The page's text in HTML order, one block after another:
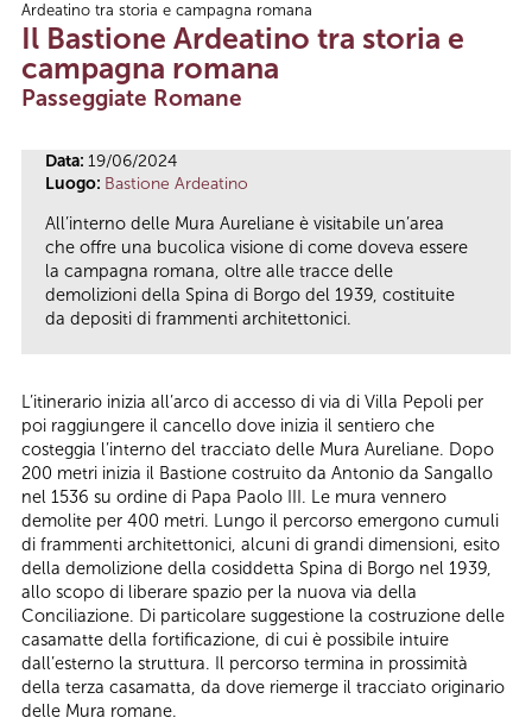
Tu sei qui
Ardeatino tra storia e campagna romana
Il Bastione Ardeatino tra storia e
campagna romana
Passeggiate Romane
Data: 19/06/2024
Luogo: Bastione Ardeatino
All’interno delle Mura Aureliane è visitabile un’area
che offre una bucolica visione di come doveva essere
la campagna romana, oltre alle tracce delle
demolizioni della Spina di Borgo del 1939, costituite
da depositi di frammenti architettonici.
L’itinerario inizia all’arco di accesso di via di Villa Pepoli per
poi raggiungere il cancello dove inizia il sentiero che
costeggia l’interno del tracciato delle Mura Aureliane. Dopo
200 metri inizia il Bastione costruito da Antonio da Sangallo
nel 1536 su ordine di Papa Paolo III. Le mura vennero
demolite per 400 metri. Lungo il percorso emergono cumuli
di frammenti architettonici, alcuni di grandi dimensioni, esito
della demolizione della cosiddetta Spina di Borgo nel 1939,
allo scopo di liberare spazio per la nuova via della
Conciliazione. Di particolare suggestione la costruzione delle
casamatte della fortificazione, di cui è possibile intuire
dall’esterno la struttura. Il percorso termina in prossimità
della terza casamatta, da dove riemerge il tracciato originario
delle Mura romane.